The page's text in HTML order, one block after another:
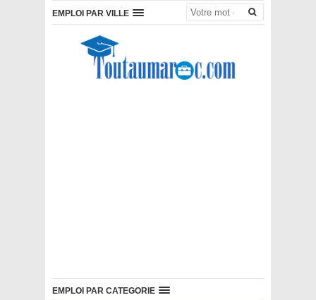
EMPLOI PAR VILLE
EMPLOI PAR CATEGORIE